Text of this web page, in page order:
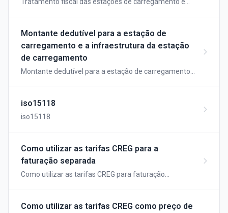
Montante dedutível para a estação de
carregamento e a infraestrutura da estação
de carregamento
Montante dedutível para a estação de carregamento
iso15118
iso15118
Como utilizar as tarifas CREG para a
faturação separada
Como utilizar as tarifas CREG para faturação
Como utilizar as tarifas CREG como preço de